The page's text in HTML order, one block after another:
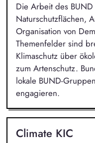
Die Arbeit des
Naturschutzflächen,
Organisation von
Themenfelder sind
Klimaschutz über
zum Artenschutz.
lokale BUND-
engagieren.
Climate KIC